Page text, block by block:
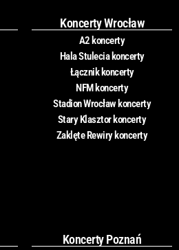
Koncerty Wrocław
A2 koncerty
Hala Stulecia koncerty
Łącznik koncerty
NFM koncerty
Stadion Wrocław koncerty
Stary Klasztor koncerty
Zaklęte Rewiry koncerty
Koncerty Poznań